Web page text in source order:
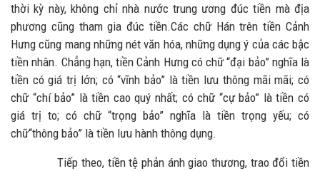
thời kỳ này, không chỉ nhà nước trung ương đúc tiền mà địa
phương cũng tham gia đúc tiền.Các chữ Hán trên tiền Cảnh
Hưng cũng mang những nét văn hóa, những dụng ý của các bậc
tiền nhân. Chẳng hạn, tiền Cảnh Hưng có chữ “đại bảo” nghĩa là
tiền có giá trị lớn; có “vĩnh bảo” là tiền lưu thông mãi mãi; có
chữ “chí bảo” là tiền cao quý nhất; có chữ “cự bảo” là tiền có
giá trị to; có chữ “trọng bảo” nghĩa là tiền trọng yếu; có
chữ“thông bảo” là tiền lưu hành thông dụng.
Tiếp theo, tiền tệ phản ánh giao thương, trao đổi tiền